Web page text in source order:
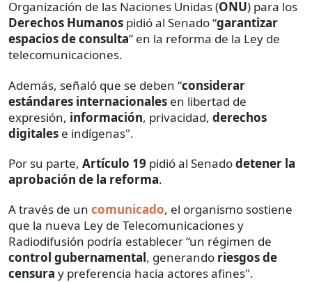
Organización de las Naciones Unidas (ONU) para los
Derechos Humanos pidió al Senado “garantizar
espacios de consulta” en la reforma de la Ley de
telecomunicaciones.
Además, señaló que se deben “considerar
estándares internacionales en libertad de
expresión, información, privacidad, derechos
digitales e indígenas".
Por su parte, Artículo 19 pidió al Senadodetener la
aprobación de la reforma.
A través de un comunicado, el organismo sostiene
que la nueva Ley de Telecomunicaciones y
Radiodifusión podría establecer “un régimen de
control gubernamental, generando riesgos de
censura y preferencia hacia actores afines".